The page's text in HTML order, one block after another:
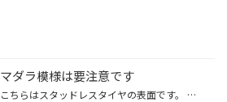
マダラ模様は要注意です
こちらはスタッドレスタイヤの表面です。 所々に白っぽいのが…おわかりですかね？ まだまだ使えそうでもソロソロ交換の目安です。 この所、夏タイヤに交換される方もチラホラとご来店されています。 スタッドレスタイヤは保管前に状態を点検しましょう。 タイヤ館では、お客様に代わりシッカリと点...